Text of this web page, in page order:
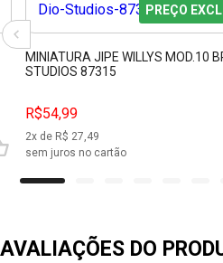
PREÇO
MINIATURA JIPE WILLYS MOD.10
STUDIOS 87315
R$54,99
2x de R$ 27,49
sem juros no cartão
AVALIAÇÕES DO